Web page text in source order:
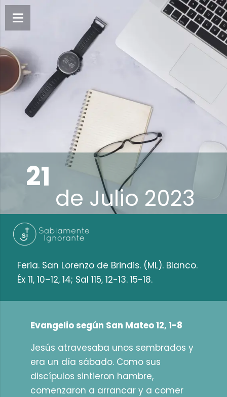
21
de Julio 2023
Feria. San Lorenzo de Brindis. (ML). Blanco.
Éx 11, 10–12, 14; Sal 115, 12-13. 15-18.
Evangelio según San Mateo 12, 1-8
Jesús atravesaba unos sembrados y
era un día sábado. Como sus
discípulos sintieron hambre,
comenzaron a arrancar y a comer